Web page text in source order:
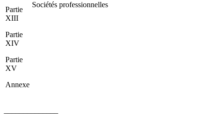
Partie
XIII
Partie
XIV
Partie
XV
Annexe
Sociétés professionnelles